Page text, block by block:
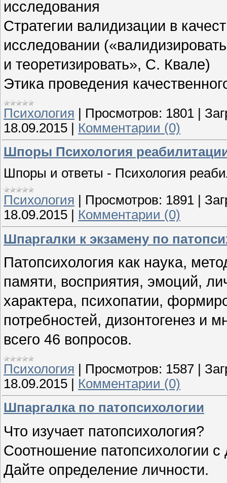
исследования
Стратегии валидизации в
исследовании
и теоретизировать», С. Квале)
Этика проведения
Психология | Просмотров: 1801 |
18.09.2015 | Комментарии (0)
Шпоры Психология
Шпоры и ответы - Психология
Психология
Просмотров: 1891
18.09.2015
Комментарии (0)
Шпаргалки к экзамену по
Патопсихология как наука,
памяти, восприятия, эмоций,
характера, психопатии,
потребностей, дизонтогенез и
всего 46 вопросов.
Психология Просмотров: 1587
18.09.2015
Комментарии (0)
Шпаргалка по патопсихологии
Что изучает патопсихология?
Соотношение патопсихологии
Дайте определение личности.